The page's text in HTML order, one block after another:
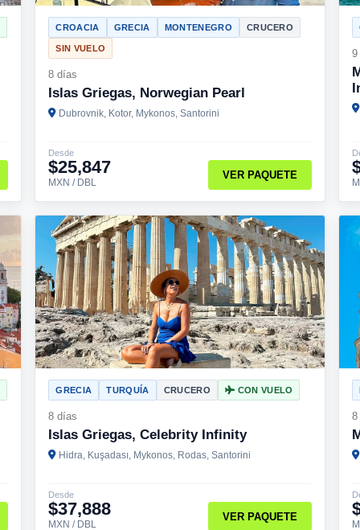
CROACIA GRECIA MONTENEGRO CRUCERO
SIN VUELO
8 días
Islas Griegas, Norwegian Pearl
Dubrovnik, Kotor, Mykonos, Santorini
Desde
$25,847
MXN / DBL
VER PAQUETE
9
GRECIA TURQUÍA CRUCERO CON VUELO
8 días
Islas Griegas, Celebrity Infinity
Hidra, Kuşadası, Mykonos, Rodas, Santorini
Desde
$37,888
MXN / DBL
VER PAQUETE
8